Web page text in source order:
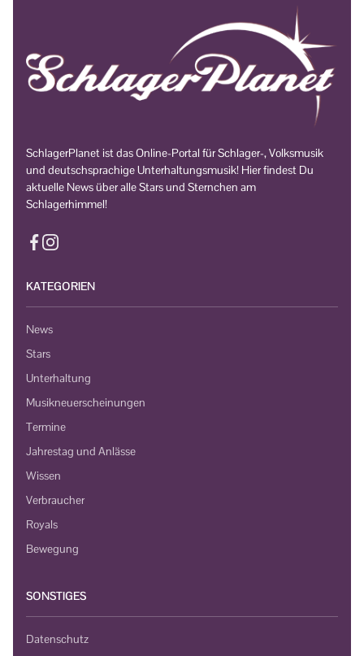
SchlagerPlanet ist das Online-Portal für Schlager-, Volksmusik
und deutschsprachige Unterhaltungsmusik! Hier findest Du
aktuelle News über alle Stars und Sternchen am
Schlagerhimmel!
KATEGORIEN
News
Stars
Unterhaltung
Musikneuerscheinungen
Termine
Jahrestag und Anlässe
Wissen
Verbraucher
Royals
Bewegung
SONSTIGES
Datenschutz